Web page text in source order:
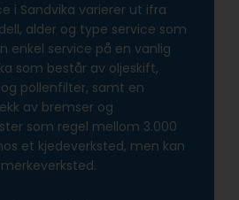
i Sandvika varierer ut ifra
alder og type service som
enkel service på en vanlig
som består av oljeskift,
pollenfilter, samt en
av bremser og
som regel mellom 3.000
et kjedeverksted, men kan